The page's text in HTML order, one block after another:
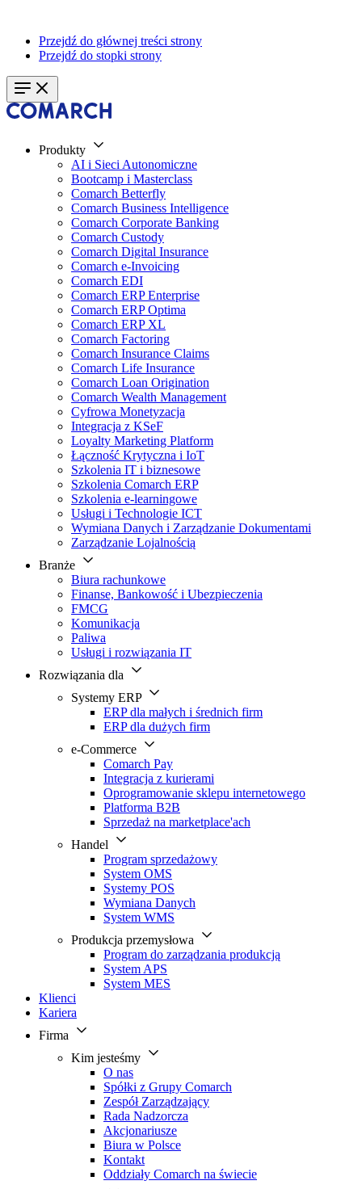
Przejdź do głównej treści strony
Przejdź do stopki strony
Produkty
AI i Sieci Autonomiczne
Bootcamp i Masterclass
Comarch Betterfly
Comarch Business Intelligence
Comarch Corporate Banking
Comarch Custody
Comarch Digital Insurance
Comarch e-Invoicing
Comarch EDI
Comarch ERP Enterprise
Comarch ERP Optima
Comarch ERP XL
Comarch Factoring
Comarch Insurance Claims
Comarch Life Insurance
Comarch Loan Origination
Comarch Wealth Management
Cyfrowa Monetyzacja
Integracja z KSeF
Loyalty Marketing Platform
Łączność Krytyczna i IoT
Szkolenia IT i biznesowe
Szkolenia Comarch ERP
Szkolenia e-learningowe
Usługi i Technologie ICT
Wymiana Danych i Zarządzanie Dokumentami
Zarządzanie Lojalnością
Branże
Biura rachunkowe
Finanse, Bankowość i Ubezpieczenia
FMCG
Komunikacja
Paliwa
Usługi i rozwiązania IT
Rozwiązania dla
Systemy ERP
ERP dla małych i średnich firm
ERP dla dużych firm
e-Commerce
Comarch Pay
Integracja z kurierami
Oprogramowanie sklepu internetowego
Platforma B2B
Sprzedaż na marketplace'ach
Handel
Program sprzedażowy
System OMS
Systemy POS
Wymiana Danych
System WMS
Produkcja przemysłowa
Program do zarządzania produkcją
System APS
System MES
Klienci
Kariera
Firma
Kim jesteśmy
O nas
Spółki z Grupy Comarch
Zespół Zarządzający
Rada Nadzorcza
Akcjonariusze
Biura w Polsce
Kontakt
Oddziały Comarch na świecie